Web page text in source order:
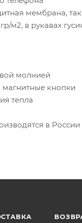
мембрана,
м2, в рукавах
молнией
магнитные кнопки
тепла
в